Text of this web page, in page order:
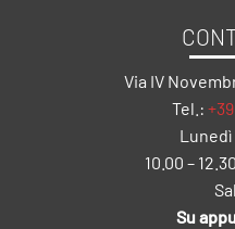
Via IV
Tel.:
Lunedì
10.00 –
Su